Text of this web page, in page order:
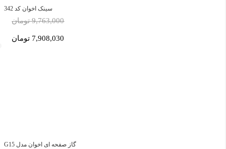
سینک اخوان کد 342
9,763,000 تومان
7,908,030 تومان
گاز صفحه ای اخوان مدل G15